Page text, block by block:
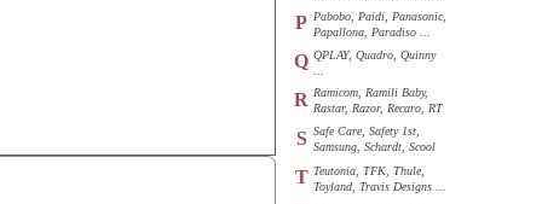
P Pabobo, Paidi, Panasonic,
Papallona, Paradiso ...
Q QPLAY, Quadro, Quinny
R Ramicom, Ramili Baby,
Rastar, Razor, Recaro, RT
S Safe Care, Safety 1st,
Samsung, Schardt, Scool
T Teutonia, TFK, Thule,
Toyland, Travis Designs ...